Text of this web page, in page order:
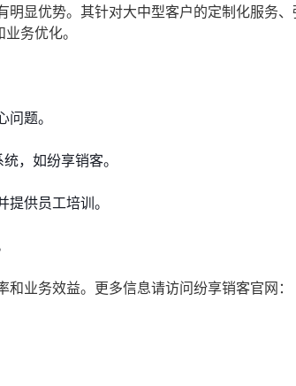
显优势。其针对大中型客户的定制化服务
务优化。
题。
，如纷享销客。
供员工培训。
业务效益。更多信息请访问纷享销客官网：